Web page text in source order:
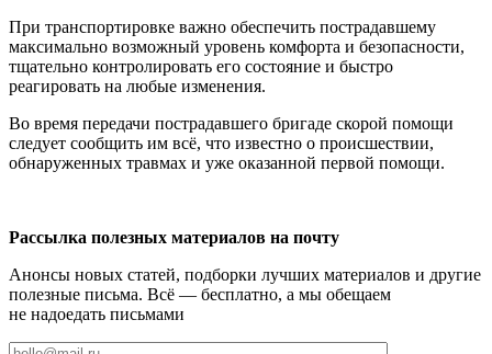
При транспортировке важно обеспечить пострадавшему
максимально возможный уровень комфорта и безопасности,
тщательно контролировать его состояние и быстро
реагировать на любые изменения.
Во время передачи пострадавшего бригаде скорой помощи
следует сообщить им всё, что известно о происшествии,
обнаруженных травмах и уже оказанной первой помощи.
Рассылка полезных материалов на почту
Анонсы новых статей, подборки лучших материалов и другие
полезные письма. Всё — бесплатно, а мы обещаем
не надоедать письмами